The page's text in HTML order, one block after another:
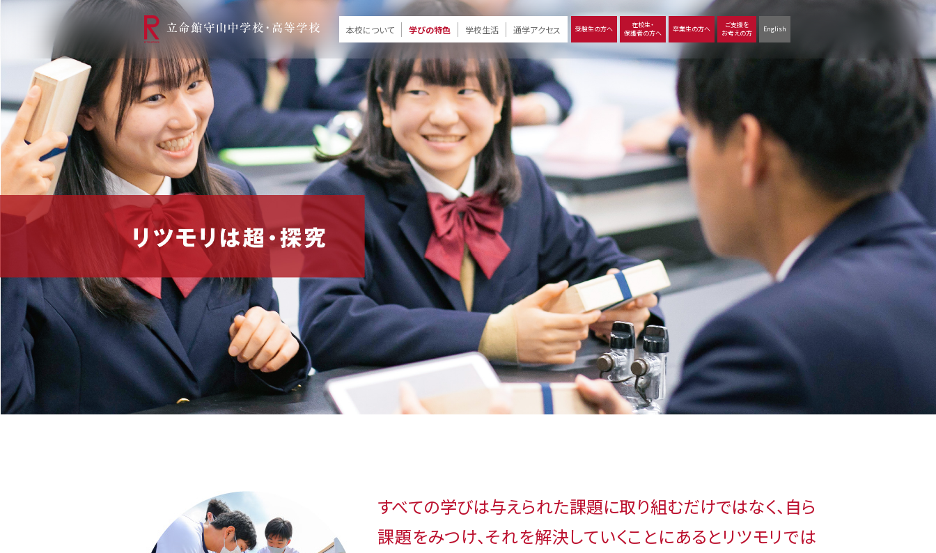
本校について
学校代表挨拶 学校基本情報 学校評価 立命館名称の由来 / 立命館憲章 / 論語述而の石碑 沿革 動画で見る立命館守山
学びの特色
リツモリは
超・探究
グローバルに学ぼう
リツモリの
サイエンス教育
リツモリの
デジタルクリエイティブ教育
R-Style
Online ×
On campus
中学校の学び
学校生活
Ritsumori Snap（制服紹介） Ritsumori Days キャンパスマップ 学校行事 クラブ活動 図書館 生徒サポート
通学アクセス 受験生の方へ
在校生・
保護者の方へ
卒業生の方へ
ご支援を
お考えの方
English
すべての学びは与えられた課題に取り組むだけではなく、自ら
課題をみつけ、それを解決していくことにあるとリツモリでは